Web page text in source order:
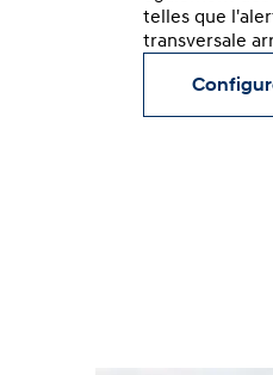
telles que
transversale